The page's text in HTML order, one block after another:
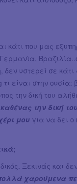
κάτι που μας
δεν υστερεί σε
είναι στην ουσία:
την δική του
την δική
μου για να δει
Ξεκινάς και
χαρούμενα